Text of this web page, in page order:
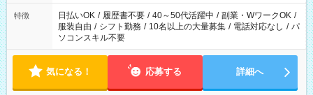
特徴 日払いOK / 履歴書不要 / 40～50代活躍中 / 副業・WワークOK /
服装自由 / シフト勤務 / 10名以上の大量募集 / 電話対応なし / パ
ソコンスキル不要
気になる！ 応募する 詳細へ